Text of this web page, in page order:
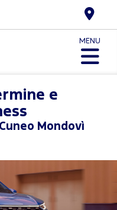
MENU
e
Mondovì